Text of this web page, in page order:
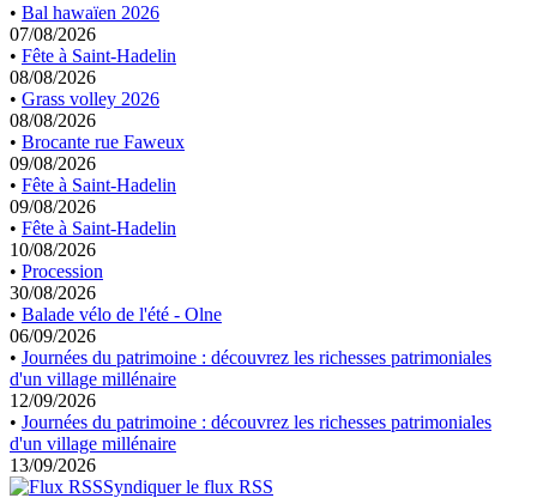
• Bal hawaïen 2026
07/08/2026
• Fête à Saint-Hadelin
08/08/2026
• Grass volley 2026
08/08/2026
• Brocante rue Faweux
09/08/2026
• Fête à Saint-Hadelin
09/08/2026
• Fête à Saint-Hadelin
10/08/2026
• Procession
30/08/2026
• Balade vélo de l'été - Olne
06/09/2026
• Journées du patrimoine : découvrez les richesses patrimoniales
d'un village millénaire
12/09/2026
• Journées du patrimoine : découvrez les richesses patrimoniales
d'un village millénaire
13/09/2026
Syndiquer le flux RSS